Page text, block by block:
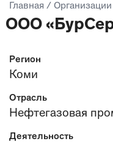
Главная / Организации
ООО
Регион
Коми
Отрасль
Нефтегазовая
Деятельность